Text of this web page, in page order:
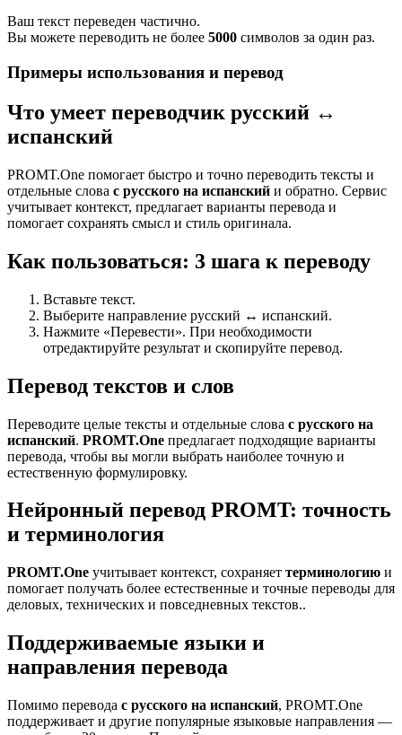
Ваш текст переведен частично.
Вы можете переводить не более 5000 символов за один раз.
Примеры использования и перевод
Что умеет переводчик русский ↔
испанский
PROMT.One помогает быстро и точно переводить тексты и
отдельные слова с русского на испанский и обратно. Сервис
учитывает контекст, предлагает варианты перевода и
помогает сохранять смысл и стиль оригинала.
Как пользоваться: 3 шага к переводу
Вставьте текст.
Выберите направление русский ↔ испанский.
Нажмите «Перевести». При необходимости
отредактируйте результат и скопируйте перевод.
Перевод текстов и слов
Переводите целые тексты и отдельные слова с русского на
испанский. PROMT.One предлагает подходящие варианты
перевода, чтобы вы могли выбрать наиболее точную и
естественную формулировку.
Нейронный перевод PROMT: точность
и терминология
PROMT.One учитывает контекст, сохраняет терминологию и
помогает получать более естественные и точные переводы для
деловых, технических и повседневных текстов..
Поддерживаемые языки и
направления перевода
Помимо перевода с русского на испанский, PROMT.One
поддерживает и другие популярные языковые направления —